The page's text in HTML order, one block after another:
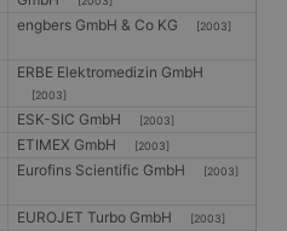
engbers GmbH & Co KG [2003]
ERBE Elektromedizin GmbH
[2003]
ESK-SIC GmbH [2003]
ETIMEX GmbH [2003]
Eurofins Scientific GmbH [2003]
EUROJET Turbo GmbH [2003]